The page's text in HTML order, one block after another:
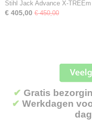
Stihl Jack Advance X-TREEm
€ 405,00 € 450,00
✔ Gratis
✔ Werkdagen